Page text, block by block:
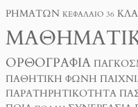
ΡΗΜΆΤΩΝ ΚΕΦΆΛΑΙΟ 36
ΟΡΘΟΓΡΑΦΊΑ
ΠΑΘΗΤΙΚΉ ΦΩΝΉ
ΠΑΡΑΤΗΡΗΤΙΚΌΤΗΤΑ